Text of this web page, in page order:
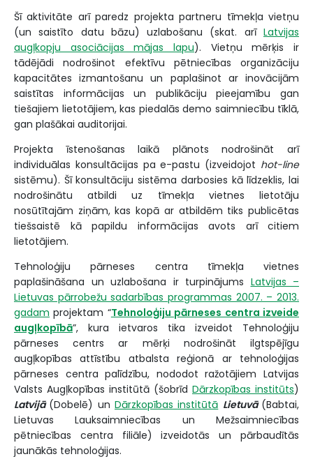
Šī aktivitāte arī paredz projekta partneru tīmekļa vietņu
(un saistīto datu bāzu) uzlabošanu (skat. arī Latvijas
augļkopju asociācijas mājas lapu). Vietņu mērķis ir
tādējādi nodrošinot efektīvu pētniecības organizāciju
kapacitātes izmantošanu un paplašinot ar inovācijām
saistītas informācijas un publikāciju pieejamību gan
tiešajiem lietotājiem, kas piedalās demo saimniecību tīklā,
gan plašākai auditorijai.
Projekta īstenošanas laikā plānots nodrošināt arī
individuālas konsultācijas pa e-pastu (izveidojot hot-line
sistēmu). Šī konsultāciju sistēma darbosies kā līdzeklis, lai
nodrošinātu atbildi uz tīmekļa vietnes lietotāju
nosūtītajām ziņām, kas kopā ar atbildēm tiks publicētas
tiešsaistē kā papildu informācijas avots arī citiem
lietotājiem.
Tehnoloģiju pārneses centra tīmekļa vietnes
paplašināšana un uzlabošana ir turpinājums Latvijas –
Lietuvas pārrobežu sadarbības programmas 2007. – 2013.
gadam projektam “Tehnoloģiju pārneses centra izveide
augļkopībā”, kura ietvaros tika izveidot Tehnoloģiju
pārneses centrs ar mērķi nodrošināt ilgtspējīgu
augļkopības attīstību atbalsta reģionā ar tehnoloģijas
pārneses centra palīdzību, nododot ražotājiem Latvijas
Valsts Augļkopības institūtā (šobrīd Dārzkopības institūts)
Latvijā (Dobelē) unDārzkopības institūtā Lietuvā (Babtai,
Lietuvas Lauksaimniecības un Mežsaimniecības
pētniecības centra filiāle) izveidotās un pārbaudītās
jaunākās tehnoloģijas.